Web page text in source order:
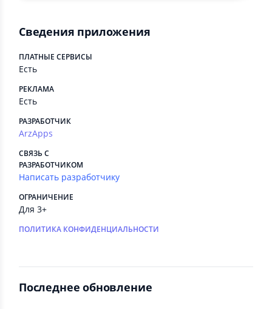
Сведения приложения
ПЛАТНЫЕ СЕРВИСЫ
Есть
РЕКЛАМА
Есть
РАЗРАБОТЧИК
ArzApps
СВЯЗЬ С
РАЗРАБОТЧИКОМ
Написать разработчику
ОГРАНИЧЕНИЕ
Для 3+
ПОЛИТИКА КОНФИДЕНЦИАЛЬНОСТИ
Последнее обновление